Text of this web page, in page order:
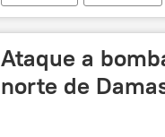
informação
Ataque a
norte de